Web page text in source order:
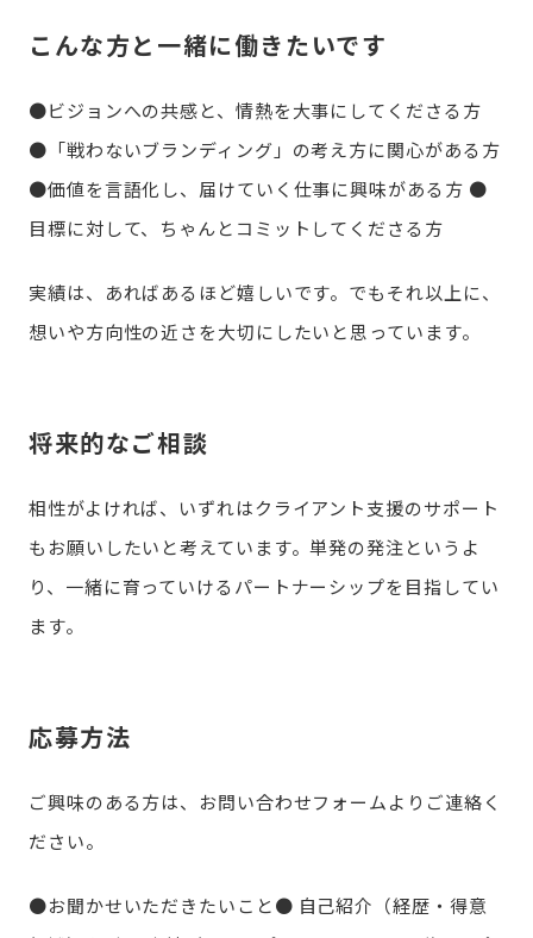
こんな方と一緒に働きたいです
●ビジョンへの共感と、情熱を大事にしてくださる方
●「戦わないブランディング」の考え方に関心がある方
●価値を言語化し、届けていく仕事に興味がある方 ●
目標に対して、ちゃんとコミットしてくださる方
実績は、あればあるほど嬉しいです。でもそれ以上に、
想いや方向性の近さを大切にしたいと思っています。
将来的なご相談
相性がよければ、いずれはクライアント支援のサポート
もお願いしたいと考えています。単発の発注というよ
り、一緒に育っていけるパートナーシップを目指してい
ます。
応募方法
ご興味のある方は、お問い合わせフォームよりご連絡く
ださい。
●お聞かせいただきたいこと● 自己紹介（経歴・得意